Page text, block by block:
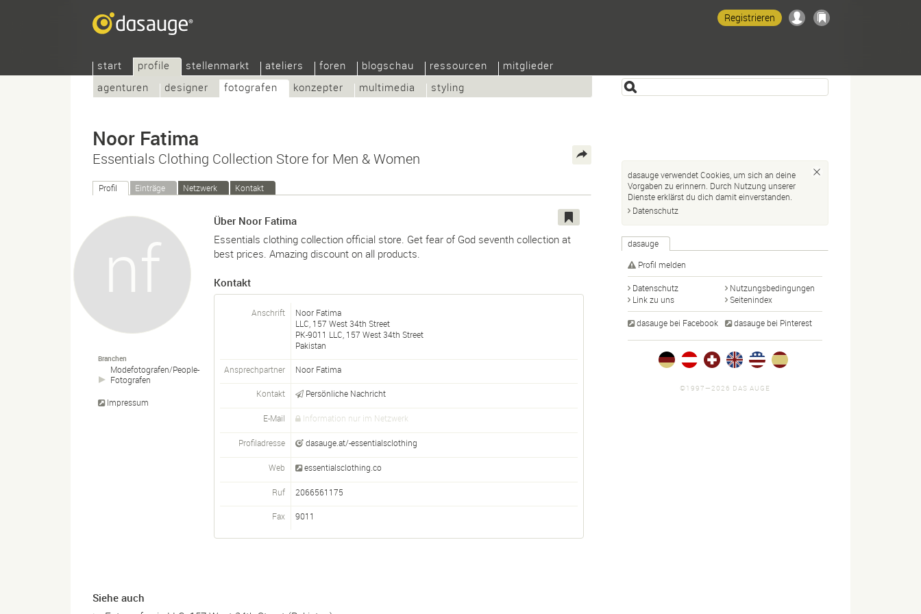
start
profile
agenturen
designer fotografen konzepter multimedia styling
stellenmarkt ateliers foren blogschau ressourcen mitglieder
Registrieren
Noor Fatima
Essentials Clothing Collection Store for Men & Women
Profil Einträge Netzwerk Kontakt
Branchen
Modefotografen/People-
Fotografen
Impressum
Über Noor Fatima
Essentials clothing collection official store. Get fear of God seventh collection at
best prices. Amazing discount on all products.
Kontakt
Anschrift
Noor Fatima
LLC, 157 West 34th Street
PK-9011 LLC, 157 West 34th Street
Pakistan
Ansprechpartner Noor Fatima
Kontakt Persönliche Nachricht
E-Mail Information nur im Netzwerk
Profiladresse dasauge.at/-essentialsclothing
Web essentialsclothing.co
Ruf 2066561175
Fax 9011
Siehe auch
dasauge verwendet Cookies, um sich an deine
Vorgaben zu erinnern. Durch Nutzung unserer
Dienste erklärst du dich damit einverstanden.
Datenschutz
dasauge
Profil melden
Datenschutz
Nutzungsbedingungen
Link zu uns
Seitenindex
dasauge bei Facebook dasauge bei Pinterest
©1997—2026 DAS AUGE